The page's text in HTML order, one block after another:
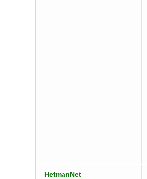
HetmanNet